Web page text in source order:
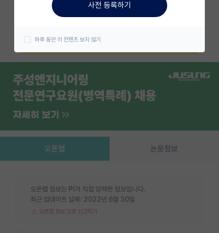
재팬라운지 🌸
오픈랩 논문정보
오픈랩 정보는 PI가 직접 입력한 정보입니다.
최근 업데이트 날짜: 2022년 6월 30일
오픈랩 정보 오류 신고하기
사전 등록하기
하루 동안 이 컨텐츠 보지 않기
카카오 계정과 연동하여 김박사넷의
카카오로 시작하기